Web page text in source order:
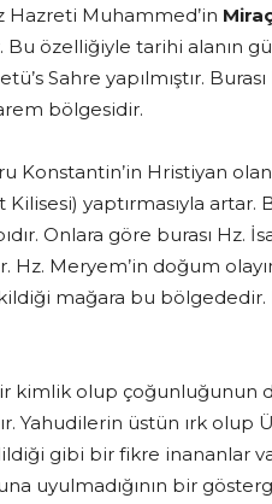
Hazreti Muhammed’in
Bu özelliğiyle tarihi alanın
Sahre yapılmıştır.
bölgesidir.
Konstantin’in Hristiyan olan
Kilisesi) yaptırmasıyla
Onlara göre burası Hz.
Hz. Meryem’in doğum
mağara bu
kimlik olup çoğunluğunun
Yahudilerin üstün ırk olup
gibi bir fikre inananlar
uyulmadığının bir